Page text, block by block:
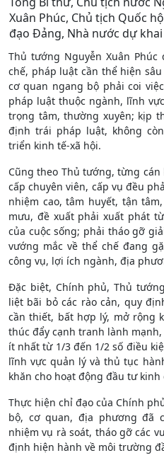
Xuân Phúc, Chủ tịch Quốc
đạo Đảng, Nhà nước dự khai
Thủ tướng Nguyễn Xuân
chế, pháp luật cần thể hiện
cơ quan ngang bộ phải coi
pháp luật thuộc ngành, lĩnh
trọng tâm, thường xuyên; kịp
định trái pháp luật, không
triển kinh tế-xã hội.
Cũng theo Thủ tướng, từng cán
cấp chuyên viên, cấp vụ đều
nhiệm cao, tâm huyết, tận
mưu, đề xuất phải xuất phát
của cuộc sống; phải tháo gỡ
vướng mắc về thể chế đang
công vụ, lợi ích ngành, địa
Đặc biệt, Chính phủ, Thủ
liệt bãi bỏ các rào cản, quy
cần thiết, bất hợp lý, mở rộng
thúc đẩy cạnh tranh lành
ít nhất từ 1/3 đến 1/2 số điều
lĩnh vực quản lý và thủ tục
khăn cho hoạt động đầu tư
Thực hiện chỉ đạo của Chính
bộ, cơ quan, địa phương đã
nhiệm vụ rà soát, tháo gỡ các
định hiện hành về môi trường